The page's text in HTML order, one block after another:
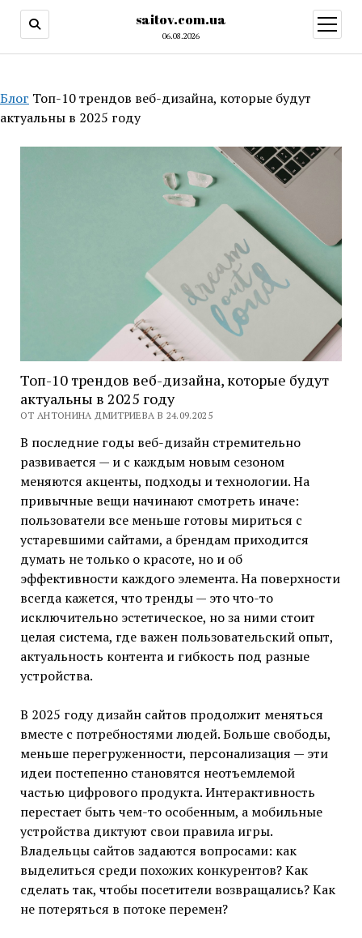
saitov.com.ua
06.08.2026
меню
Блог Топ-10 трендов веб-дизайна, которые будут
актуальны в 2025 году
Топ-10 трендов веб-дизайна, которые будут
актуальны в 2025 году
ОТ АНТОНИНА ДМИТРИЕВА В 24.09.2025
В последние годы веб-дизайн стремительно
развивается — и с каждым новым сезоном
меняются акценты, подходы и технологии. На
привычные вещи начинают смотреть иначе:
пользователи все меньше готовы мириться с
устаревшими сайтами, а брендам приходится
думать не только о красоте, но и об
эффективности каждого элемента. На поверхности
всегда кажется, что тренды — это что-то
исключительно эстетическое, но за ними стоит
целая система, где важен пользовательский опыт,
актуальность контента и гибкость под разные
устройства.
В 2025 году дизайн сайтов продолжит меняться
вместе с потребностями людей. Больше свободы,
меньше перегруженности, персонализация — эти
идеи постепенно становятся неотъемлемой
частью цифрового продукта. Интерактивность
перестает быть чем-то особенным, а мобильные
устройства диктуют свои правила игры.
Владельцы сайтов задаются вопросами: как
выделиться среди похожих конкурентов? Как
сделать так, чтобы посетители возвращались? Как
не потеряться в потоке перемен?